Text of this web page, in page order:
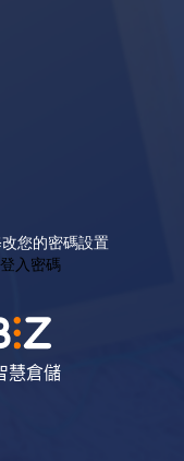
您的密碼設置
入密碼